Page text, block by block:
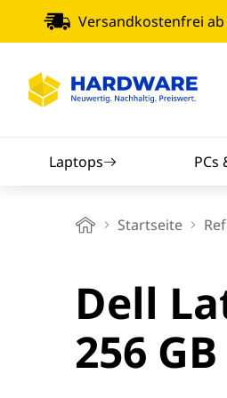
Versandkostenfrei ab
Laptops
Dell Laptops
14 Zoll Laptops
PCs
Startseite
Dell
256 GB